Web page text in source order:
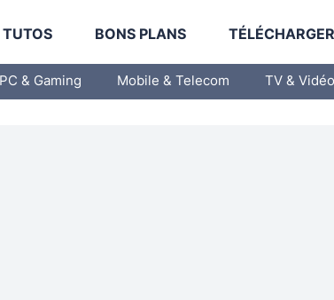
TUTOS BONS PLANS
PC & Gaming Mobile & Telecom TV & Vidéo